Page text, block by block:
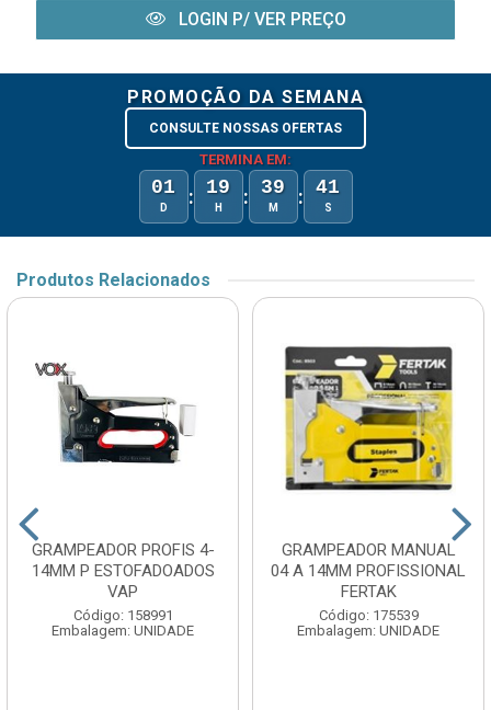
LOGIN P/ VER PREÇO
PROMOÇÃO DA SEMANA
CONSULTE NOSSAS OFERTAS
TERMINA EM:
01
D : 19
H : 39
M : 41
S
Produtos Relacionados
GRAMPEADOR PROFIS 4-
14MM P ESTOFADOADOS
VAP
Código: 158991
Embalagem: UNIDADE
GRAMPEADOR MANUAL
04 A 14MM PROFISSIONAL
FERTAK
Código: 175539
Embalagem: UNIDADE